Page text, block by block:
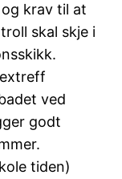
krav til at
skal skje i
ved
godt
tiden)